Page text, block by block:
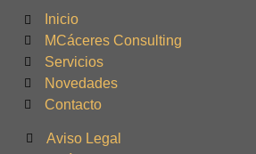
Inicio
MCáceres Consulting
Servicios
Novedades
Contacto
Aviso Legal